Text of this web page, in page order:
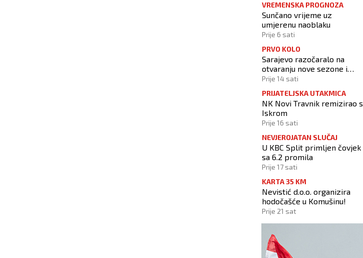
VREMENSKA PROGNOZA
Sunčano vrijeme uz
umjerenu naoblaku
Prije 6 sati
PRVO KOLO
Sarajevo razočaralo na
otvaranju nove sezone i
osvojilo samo bod u
Prije 14 sati
PRIJATELJSKA UTAKMICA
NK Novi Travnik remizirao s
Iskrom
Prije 16 sati
NEVJEROJATAN SLUČAJ
U KBC Split primljen čovjek
sa 6.2 promila
Prije 17 sati
KARTA 35 KM
Nevistić d.o.o. organizira
hodočašće u Komušinu!
Prije 21 sat